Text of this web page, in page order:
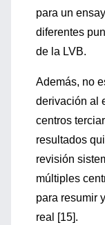
para un
diferentes
de la LVB.
Además, no
derivación al
centros
resultados
revisión
múltiples
para resumir
real [15].